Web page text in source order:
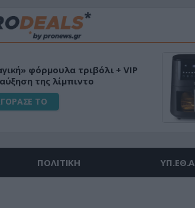
φόρμουλα τριβόλι + VIP
της λίμπιντο
ΤΟ
ΠΟΛΙΤΙΚΗ ΥΠ.ΕΘ.Α